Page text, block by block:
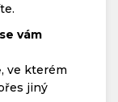
vám
ve kterém
jiný